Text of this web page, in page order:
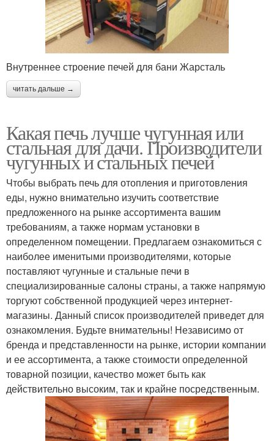
Внутреннее строение печей для бани Жарсталь
читать дальше →
Какая печь лучше чугунная или
стальная для дачи. Производители
чугунных и стальных печей
Чтобы выбрать печь для отопления и приготовления
еды, нужно внимательно изучить соответствие
предложенного на рынке ассортимента вашим
требованиям, а также нормам установки в
определенном помещении. Предлагаем ознакомиться с
наиболее именитыми производителями, которые
поставляют чугунные и стальные печи в
специализированные салоны страны, а также напрямую
торгуют собственной продукцией через интернет-
магазины. Данный список производителей приведет для
ознакомления. Будьте внимательны! Независимо от
бренда и представленности на рынке, истории компании
и ее ассортимента, а также стоимости определенной
товарной позиции, качество может быть как
действительно высоким, так и крайне посредственным.